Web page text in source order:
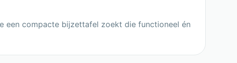
een compacte bijzettafel zoekt die functioneel én